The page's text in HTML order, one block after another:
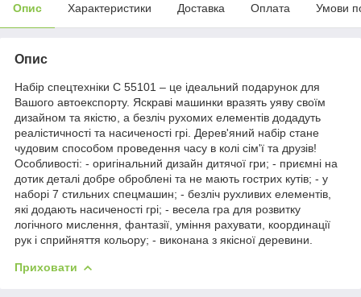
Опис Характеристики Доставка Оплата Умови
Опис
Набір спецтехніки C 55101 – це ідеальний подарунок для
Вашого автоекспорту. Яскраві машинки вразять уяву своїм
дизайном та якістю, а безліч рухомих елементів додадуть
реалістичності та насиченості грі. Дерев'яний набір стане
чудовим способом проведення часу в колі сім'ї та друзів!
Особливості: - оригінальний дизайн дитячої гри; - приємні на
дотик деталі добре оброблені та не мають гострих кутів; - у
наборі 7 стильних спецмашин; - безліч рухливих елементів,
які додають насиченості грі; - весела гра для розвитку
логічного мислення, фантазії, уміння рахувати, координації
рук і сприйняття кольору; - виконана з якісної деревини.
Приховати